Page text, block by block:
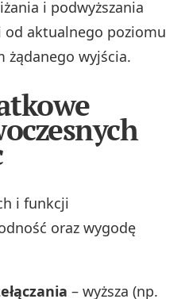
i podwyższania
od aktualnego poziomu
żądanego wyjścia.
i funkcji
oraz wygodę
– wyższa (np.